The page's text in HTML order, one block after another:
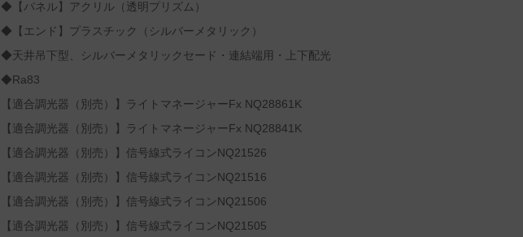
◆【パネル】アクリル（透明プリズム）
◆【エンド】プラスチック（シルバーメタリック）
◆天井吊下型、シルバーメタリックセード・連結端用・上下配光
◆Ra83
【適合調光器（別売）】ライトマネージャーFx NQ28861K
【適合調光器（別売）】ライトマネージャーFx NQ28841K
【適合調光器（別売）】信号線式ライコンNQ21526
【適合調光器（別売）】信号線式ライコンNQ21516
【適合調光器（別売）】信号線式ライコンNQ21506
【適合調光器（別売）】信号線式ライコンNQ21505